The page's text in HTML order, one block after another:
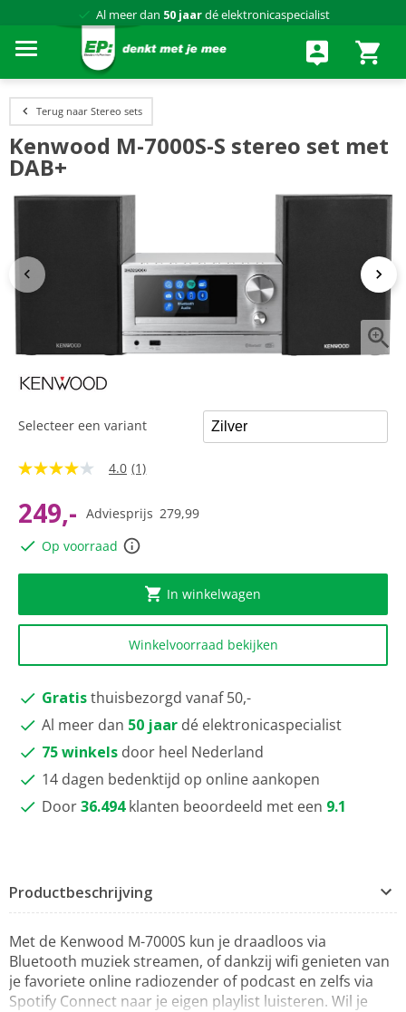
Al meer dan 50 jaardé elektronicaspecialist
Terug naar Stereo sets
Kenwood M-7000S-S stereo set met
DAB+
4.0
5
sterren,
gemiddelde
scorewaarde.
a
paginalink.
4.0 (1)
249,- Adviesprijs 279,99
Op voorraad
Selecteer een variant
In winkelwagen
Winkelvoorraad bekijken
Gratisthuisbezorgd vanaf 50,-
Al meer dan 50 jaar dé elektronicaspecialist
75 winkels door heel Nederland
14 dagen bedenktijd op online aankopen
Door36.494 klanten beoordeeld met een 9.1
Productbeschrijving
Met de Kenwood M-7000S kun je draadloos via
Bluetooth muziek streamen, of dankzij wifi genieten van
je favoriete online radiozender of podcast en zelfs via
Spotify Connect naar je eigen playlist luisteren. Wil je